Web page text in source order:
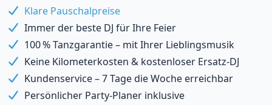
Klare Pauschalpreise
Immer der beste DJ für Ihre Feier
100 % Tanzgarantie – mit Ihrer Lieblingsmusik
Keine Kilometerkosten & kostenloser Ersatz-DJ
Kundenservice – 7 Tage die Woche erreichbar
Persönlicher Party-Planer inklusive